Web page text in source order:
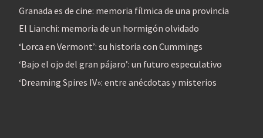
Granada es de cine: memoria fílmica de una provincia
El Lianchi: memoria de un hormigón olvidado
‘Lorca en Vermont’: su historia con Cummings
‘Bajo el ojo del gran pájaro’: un futuro especulativo
‘Dreaming Spires IV»: entre anécdotas y misterios